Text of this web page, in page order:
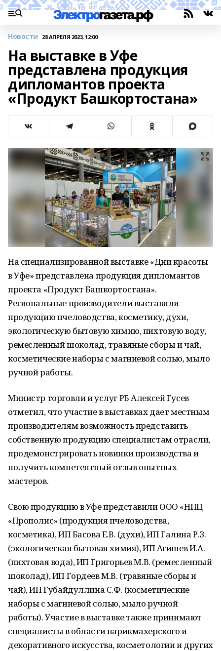
Новости 28 АПРЕЛЯ 2023, 12:00
На выставке в Уфе
представлена продукция
дипломантов проекта
«Продукт Башкортостана»
На специализированной выставке «Дни красоты
в Уфе» представлена продукция дипломантов
проекта «Продукт Башкортостана».
Региональные производители выставили
продукцию пчеловодства, косметику, духи,
экологическую бытовую химию, пихтовую воду,
ремесленный шоколад, травяные сборы и чай,
косметические наборы с магниевой солью, мыло
ручной работы.
Министр торговли и услуг РБ Алексей Гусев
отметил, что участие в выставках дает местным
производителям возможность представить
собственную продукцию специалистам отрасли,
продемонстрировать новинки производства и
получить компетентный отзыв опытных
мастеров.
Свою продукцию в Уфе представили ООО «НПЦ
«Прополис» (продукция пчеловодства,
косметика), ИП Басова Е.В. (духи), ИП Галина Р.З.
(экологическая бытовая химия), ИП Агишев И.А.
(пихтовая вода), ИП Григорьев М.В. (ремесленный
шоколад), ИП Гордеев М.В. (травяные сборы и
чай), ИП Губайдуллина С.Ф. (косметические
наборы с магниевой солью, мыло ручной
работы). Участие в выставке также принимают
специалисты в области парикмахерского и
декоративного искусства, косметологии и других